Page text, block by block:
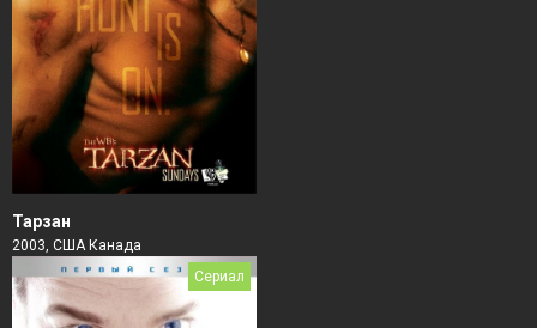
Тарзан
2003, США Канада
Сериал